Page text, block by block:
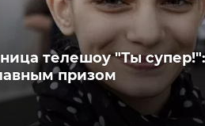
телешоу "Ты
призом